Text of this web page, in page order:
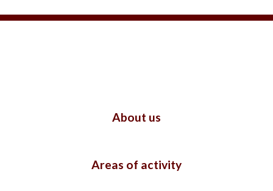
About us
Areas of activity